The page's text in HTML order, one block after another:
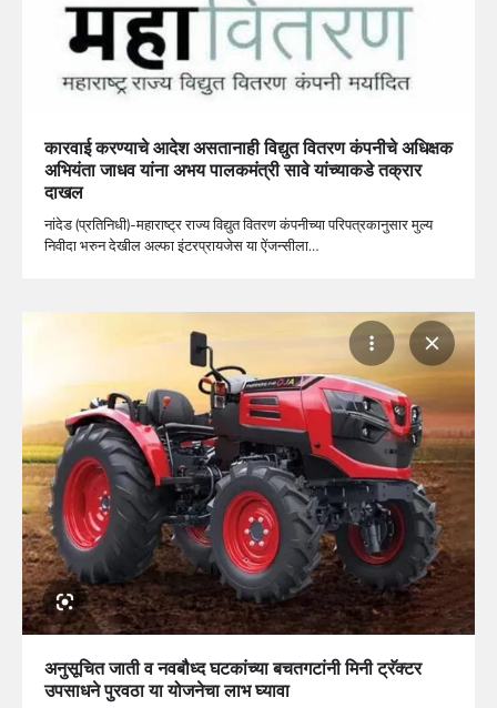
कारवाई करण्याचे आदेश असतानाही विद्युत वितरण कंपनीचे अधिक्षक
अभियंता जाधव यांना अभय पालकमंत्री सावे यांच्याकडे तक्रार
दाखल
नांदेड (प्रतिनिधी)-महाराष्ट्र राज्य विद्युत वितरण कंपनीच्या परिपत्रकानुसार मुल्य
निवीदा भरुन देखील अल्फा इंटरप्रायजेस या ऐंजन्सीला…
अनुसूचित जाती व नवबौध्द घटकांच्या बचतगटांनी मिनी ट्रॅक्टर
उपसाधने पुरवठा या योजनेचा लाभ घ्यावा